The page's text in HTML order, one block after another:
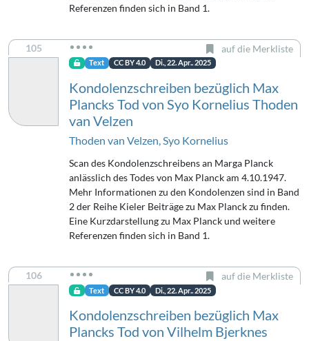
Referenzen finden sich in Band 1.
105 auf die Merkliste
Text CC BY 4.0 Di., 22. Apr.. 2025
Kondolenzschreiben bezüglich Max
Plancks Tod von Syo Kornelius Thoden
van Velzen
Thoden van Velzen, Syo Kornelius
Scan des Kondolenzschreibens an Marga Planck
anlässlich des Todes von Max Planck am 4.10.1947.
Mehr Informationen zu den Kondolenzen sind in Band
2 der Reihe Kieler Beiträge zu Max Planck zu finden.
Eine Kurzdarstellung zu Max Planck und weitere
Referenzen finden sich in Band 1.
106 auf die Merkliste
Text CC BY 4.0 Di., 22. Apr.. 2025
Kondolenzschreiben bezüglich Max
Plancks Tod von Vilhelm Bjerknes